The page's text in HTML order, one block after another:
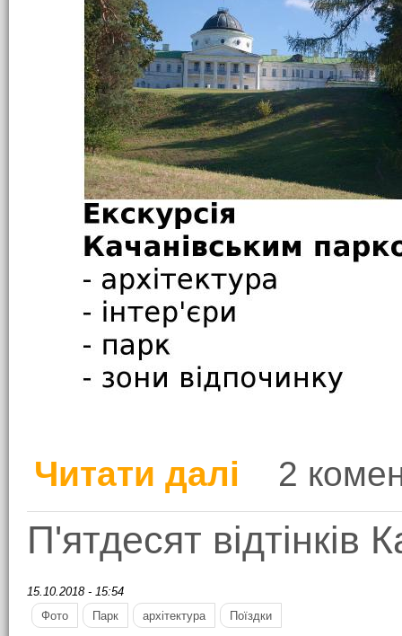
Читати далі про Качанівка денна
2
П'ятдесят відтінків
15.10.2018 - 15:54
Фото
Парк архітектура Поїздки